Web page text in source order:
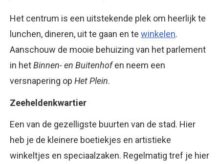
Het centrum is een uitstekende plek om heerlijk te
lunchen, dineren, uit te gaan en te winkelen.
Aanschouw de mooie behuizing van het parlement
in hetBinnen- en Buitenhofen neem een
versnapering op Het Plein.
Zeeheldenkwartier
Een van de gezelligste buurten van de stad. Hier
heb je de kleinere boetiekjes en artistieke
winkeltjes en speciaalzaken. Regelmatig tref je hier